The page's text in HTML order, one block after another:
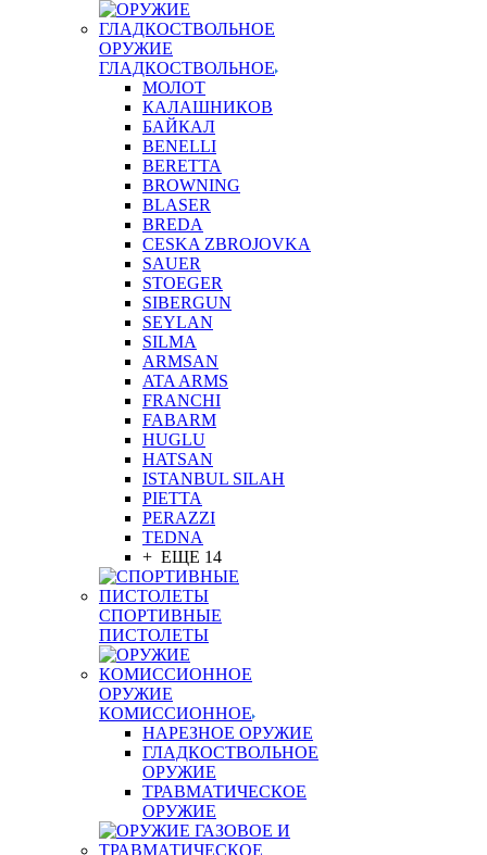
ОРУЖИЕ
ГЛАДКОСТВОЛЬНОЕ
МОЛОТ
КАЛАШНИКОВ
БАЙКАЛ
BENELLI
BERETTA
BROWNING
BLASER
BREDA
CESKA ZBROJOVKA
SAUER
STOEGER
SIBERGUN
SEYLAN
SILMA
ARMSAN
ATA ARMS
FRANCHI
FABARM
HUGLU
HATSAN
ISTANBUL SILAH
PIETTA
PERAZZI
TEDNA
+ ЕЩЕ 14
СПОРТИВНЫЕ
ПИСТОЛЕТЫ
ОРУЖИЕ
КОМИССИОННОЕ
НАРЕЗНОЕ ОРУЖИЕ
ГЛАДКОСТВОЛЬНОЕ
ОРУЖИЕ
ТРАВМАТИЧЕСКОЕ
ОРУЖИЕ